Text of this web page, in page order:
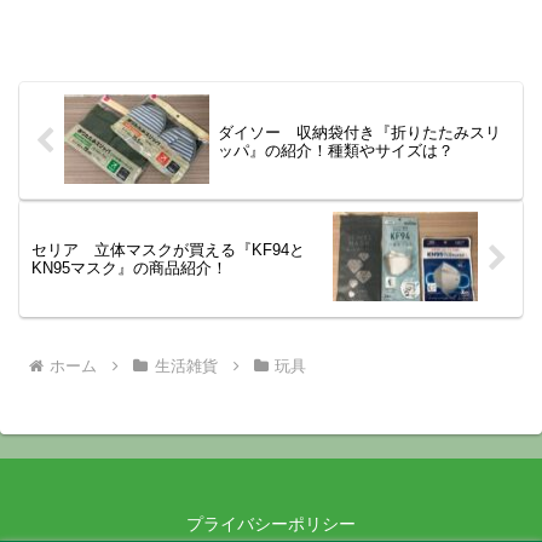
ダイソー 収納袋付き『折りたたみスリ
ッパ』の紹介！種類やサイズは？
セリア 立体マスクが買える『KF94と
KN95マスク』の商品紹介！
ホーム 生活雑貨 玩具
プライバシーポリシー